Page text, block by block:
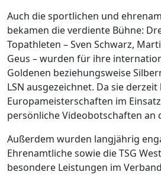
Auch die sportlichen und
bekamen die verdiente Bühne:
Topathleten – Sven Schwarz,
Geus – wurden für ihre
Goldenen beziehungsweise
LSN ausgezeichnet. Da sie derzeit
Europameisterschaften im
persönliche Videobotschaften an
Außerdem wurden langjährig
Ehrenamtliche sowie die TSG
besondere Leistungen im